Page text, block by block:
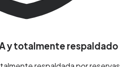
y totalmente respaldado